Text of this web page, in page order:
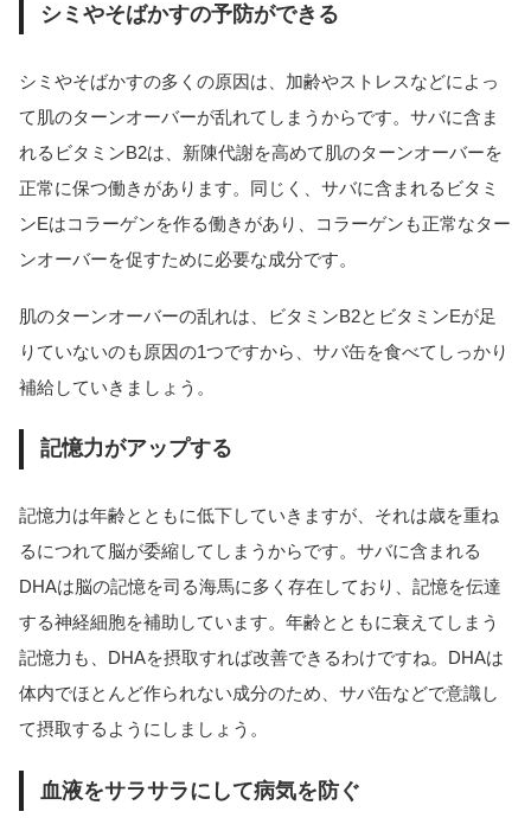
シミやそばかすの予防ができる
シミやそばかすの多くの原因は、加齢やストレスなどによっ
て肌のターンオーバーが乱れてしまうからです。サバに含ま
れるビタミンB2は、新陳代謝を高めて肌のターンオーバーを
正常に保つ働きがあります。同じく、サバに含まれるビタミ
ンEはコラーゲンを作る働きがあり、コラーゲンも正常なター
ンオーバーを促すために必要な成分です。
肌のターンオーバーの乱れは、ビタミンB2とビタミンEが足
りていないのも原因の1つですから、サバ缶を食べてしっかり
補給していきましょう。
記憶力がアップする
記憶力は年齢とともに低下していきますが、それは歳を重ね
るにつれて脳が委縮してしまうからです。サバに含まれる
DHAは脳の記憶を司る海馬に多く存在しており、記憶を伝達
する神経細胞を補助しています。年齢とともに衰えてしまう
記憶力も、DHAを摂取すれば改善できるわけですね。DHAは
体内でほとんど作られない成分のため、サバ缶などで意識し
て摂取するようにしましょう。
血液をサラサラにして病気を防ぐ